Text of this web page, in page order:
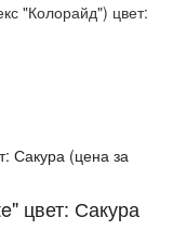
"Колорайд") цвет:
цвет: Сакура